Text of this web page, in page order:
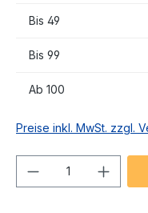
Bis 49
Bis 99
Ab 100
Preise inkl. MwSt. zzgl.
Produkt